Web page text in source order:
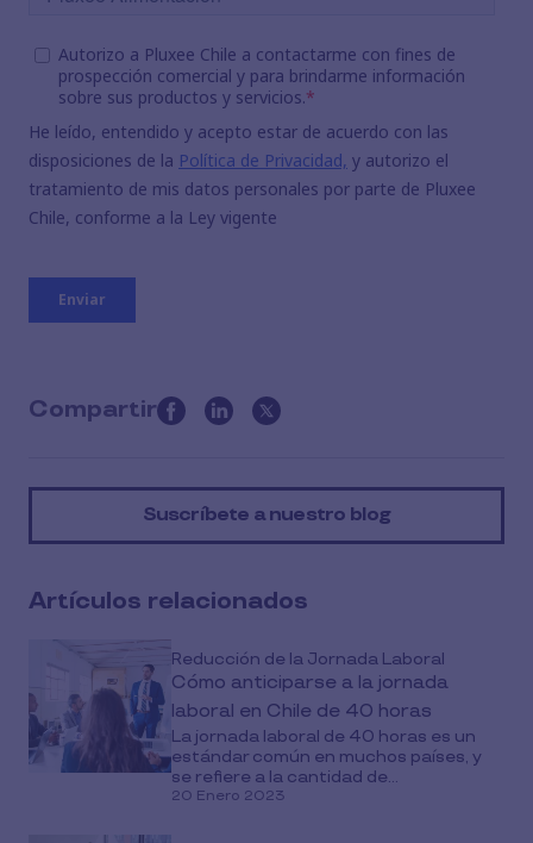
Compartir
this
on
Suscríbete a nuestro blog
Artículos relacionados
Reducción de la Jornada Laboral
Cómo anticiparse a la jornada
laboral en Chile de 40 horas
La jornada laboral de 40 horas es un
estándar común en muchos países, y
se refiere a la cantidad de...
20 Enero 2023